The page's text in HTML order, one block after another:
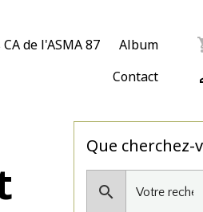
CA de l'ASMA 87
Album
Contact
Que cherchez-